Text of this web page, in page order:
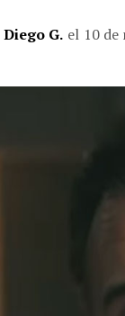
Diego G. el 10 de